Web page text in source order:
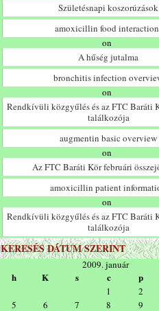
Születésnapi koszorúzások
amoxicillin food
on
A hűség jutalma
bronchitis infection
on
Rendkívüli közgyűlés és az FTC Baráti
találkozója
augmentin basic overview
on
Az FTC Baráti Kör februári
amoxicillin patient
on
Rendkívüli közgyűlés és az FTC Baráti
találkozója
KERESÉS DÁTUM SZERINT
2009. január
h K s c p
1 2
5
6 7 8 9